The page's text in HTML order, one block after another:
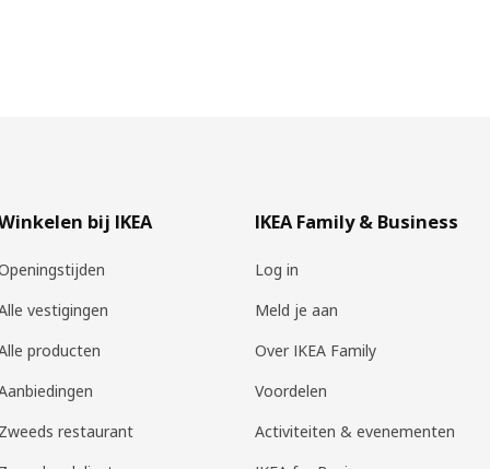
bij IKEA
vestigingen
producten
Zweeds restaurant
IKEA Family & Business
Log in
Meld je aan
Over IKEA Family
Voordelen
Activiteiten & evenementen